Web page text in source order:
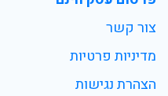
צור קשר
מדיניות פרטיות
הצהרת נגישות